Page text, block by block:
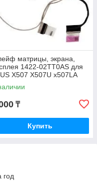
матрицы, экрана,
1422-02TT0AS для
X507 X507U x507LA
X507UA X507UB
EDP 30pin Снятый
₸
Купить
год